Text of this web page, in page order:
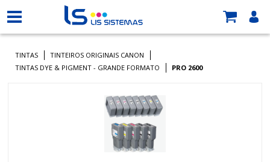
TINTAS
TINTEIROS ORIGINAIS CANON
TINTAS DYE & PIGMENT - GRANDE FORMATO
PRO 2600